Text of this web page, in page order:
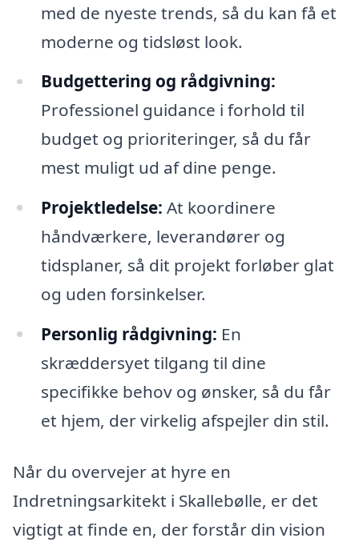
med de nyeste trends, så du kan få et
moderne og tidsløst look.
Budgettering og rådgivning:
Professionel guidance i forhold til
budget og prioriteringer, så du får
mest muligt ud af dine penge.
Projektledelse: At koordinere
håndværkere, leverandører og
tidsplaner, så dit projekt forløber glat
og uden forsinkelser.
Personlig rådgivning: En
skræddersyet tilgang til dine
specifikke behov og ønsker, så du får
et hjem, der virkelig afspejler din stil.
Når du overvejer at hyre en
Indretningsarkitekt i Skallebølle, er det
vigtigt at finde en, der forstår din vision